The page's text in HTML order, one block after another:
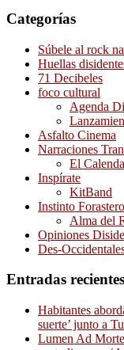
Categorías
Súbele al rock
Huellas
71 Decibeles
foco cultural
Agenda
Asfalto Cinema
Narraciones
El
Inspírate
KitBand
Instinto Forastero
Alma del
Opiniones
Des-
Entradas recientes
Habitantes
suerte’ junto a
Lumen Ad